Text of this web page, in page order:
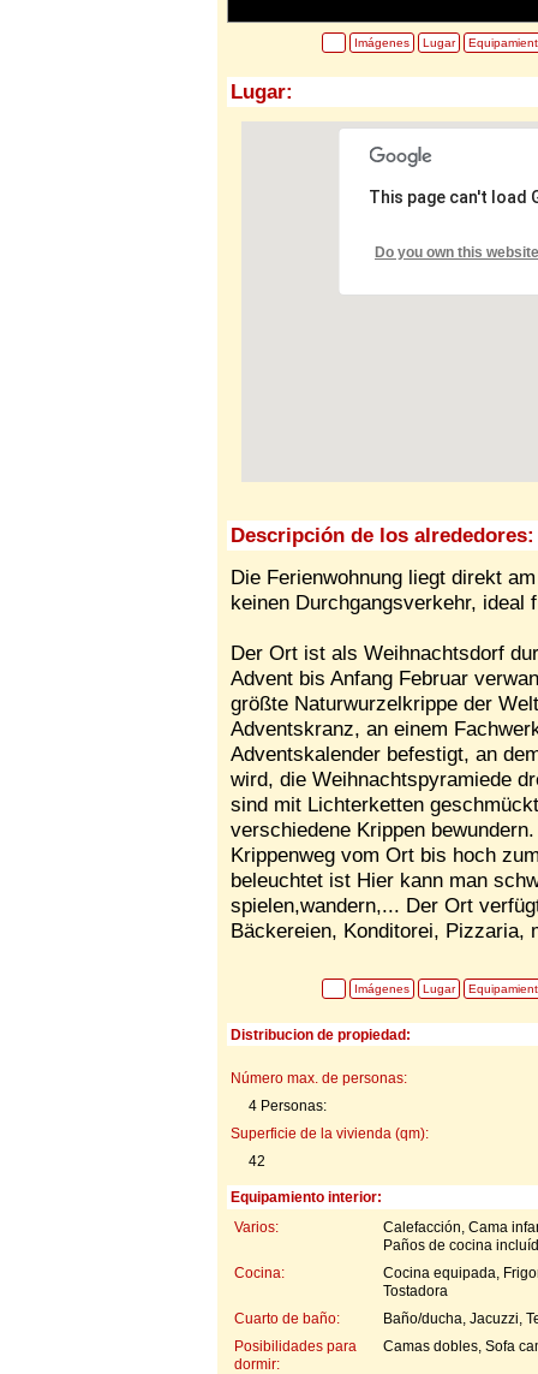
Imágenes Lugar
Lugar:
This page can't load
Do you own this
Descripción de los alrededores:
Die Ferienwohnung liegt direkt
keinen Durchgangsverkehr, ideal
Der Ort ist als Weihnachtsdorf
Advent bis Anfang Februar
größte Naturwurzelkrippe der
Adventskranz, an einem
Adventskalender befestigt, an
wird, die Weihnachtspyramiede
sind mit Lichterketten
verschiedene Krippen
Krippenweg vom Ort bis hoch
beleuchtet ist Hier kann man
spielen,wandern,... Der Ort
Bäckereien, Konditorei, Pizzaria,
Imágenes Lugar
Distribucion de propiedad:
Número max. de personas:
4 Personas:
Superficie de la vivienda (qm):
42
Equipamiento interior:
Varios:
Calefacción, Cama
Paños de cocina
Cocina:
Cocina equipada,
Tostadora
Cuarto de baño:
Baño/ducha, Jacuzzi,
Posibilidades para
dormir:
Camas dobles, Sofa